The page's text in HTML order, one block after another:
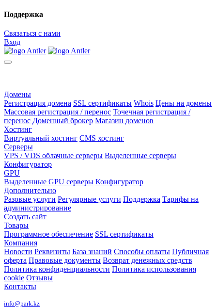
Поддержка
Связаться с нами
Вход
Домены
Регистрация домена SSL сертификаты Whois Цены на домены
Массовая регистрация / перенос Точечная регистрация /
перенос Доменный брокер Магазин доменов
Хостинг
Виртуальный хостинг CMS хостинг
Серверы
VPS / VDS облачные серверы Выделенные серверы
Конфигуратор
GPU
Выделенные GPU серверы Конфигуратор
Дополнительно
Разовые услуги Регулярные услуги Поддержка Тарифы на
администрирование
Создать сайт
Товары
Программное обеспечение SSL сертификаты
Компания
Новости Реквизиты База знаний Способы оплаты Публичная
оферта Правовые документы Возврат денежных средств
Политика конфиденциальности Политика использования
cookie Отзывы
Контакты
info@park.kz